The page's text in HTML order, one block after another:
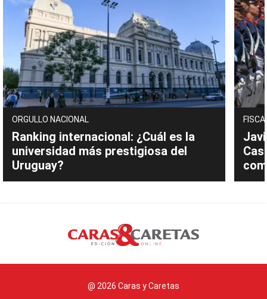
ORGULLO NACIONAL
Ranking internacional: ¿Cuál es la
universidad más prestigiosa del
Uruguay?
@ 2026 Caras y Caretas